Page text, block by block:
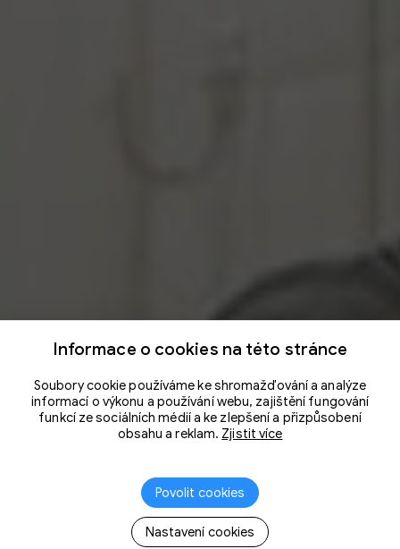
Informace o cookies na této stránce
Soubory cookie používáme ke shromažďování a analýze
informací o výkonu a používání webu, zajištění fungování
funkcí ze sociálních médií a ke zlepšení a přizpůsobení
obsahu a reklam. Zjistit více
Povolit cookies
Nastavení cookies